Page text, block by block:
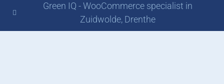
Green IQ - WooCommerce specialist in
Zuidwolde, Drenthe